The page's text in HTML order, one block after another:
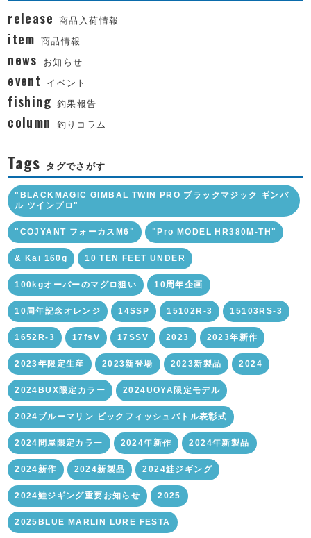
release 商品入荷情報
item 商品情報
news お知らせ
event イベント
fishing 釣果報告
column 釣りコラム
Tags タグでさがす
"BLACKMAGIC GIMBAL TWIN PRO ブラックマジック ギンバ
ル ツインプロ"
"COJYANT フォーカスM6" "Pro MODEL HR380M-TH"
& Kai 160g 10 TEN FEET UNDER
100kgオーバーのマグロ狙い 10周年企画
10周年記念オレンジ 14SSP 15102R-3 15103RS-3
1652R-3 17fsV 17SSV 2023 2023年新作
2023年限定生産 2023新登場 2023新製品 2024
2024BUX限定カラー 2024UOYA限定モデル
2024ブルーマリン ビックフィッシュバトル表彰式
2024問屋限定カラー 2024年新作 2024年新製品
2024新作 2024新製品 2024鮭ジギング
2024鮭ジギング重要お知らせ 2025
2025BLUE MARLIN LURE FESTA